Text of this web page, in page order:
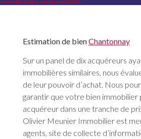
Estimation de bienChantonnay
Sur un panel de dix acquéreurs
immobilières similaires, nous
de leur pouvoir d’achat. Nous
garantir que votre bien
acquéreur dans une tranche de
Olivier Meunier Immobilier est
agents, site de collecte